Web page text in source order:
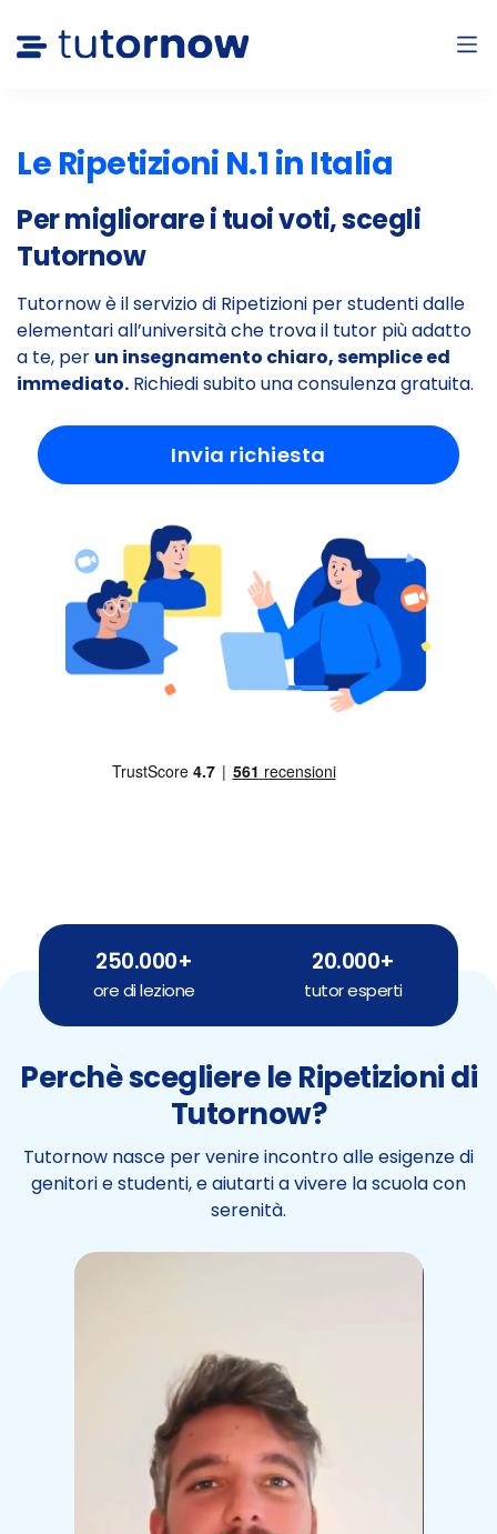
Le Ripetizioni N.1 in Italia
Per migliorare i tuoi voti, scegli
Tutornow
Tutornow è il servizio di Ripetizioni per studenti dalle
elementari all’università che trova il tutor più adatto
a te, per un insegnamento chiaro, semplice ed
immediato. Richiedi subito una consulenza gratuita.
Invia richiesta
250.000+
ore di lezione
20.000+
tutor esperti
Perchè scegliere le Ripetizioni di
Tutornow?
Tutornow nasce per venire incontro alle esigenze di
genitori e studenti, e aiutarti a vivere la scuola con
serenità.